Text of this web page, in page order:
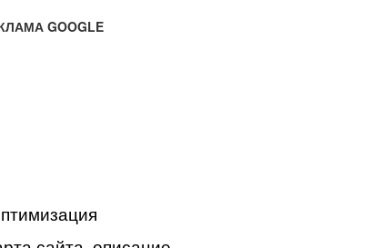
GOOGLE